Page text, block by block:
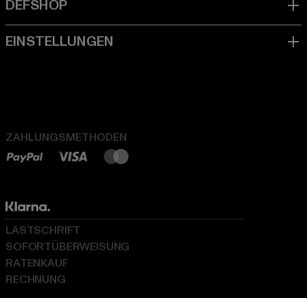
ZAHLUNGSMETHODEN
LASTSCHRIFT
SOFORTÜBERWEISUNG
RATENKAUF
RECHNUNG